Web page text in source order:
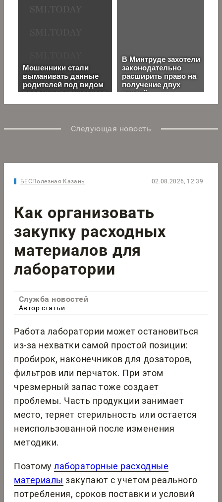
Следующая новость
БЕСПолезная Казань 02.08.2026, 12:39
Как организовать
закупку расходных
материалов для
лаборатории
Служба новостей
Автор статьи
Работа лаборатории может остановиться
из-за нехватки самой простой позиции:
пробирок, наконечников для дозаторов,
фильтров или перчаток. При этом
чрезмерный запас тоже создает
проблемы. Часть продукции занимает
место, теряет стерильность или остается
неиспользованной после изменения
методики.
Поэтомулабораторные расходные
материалы закупают с учетом реального
потребления, сроков поставки и условий